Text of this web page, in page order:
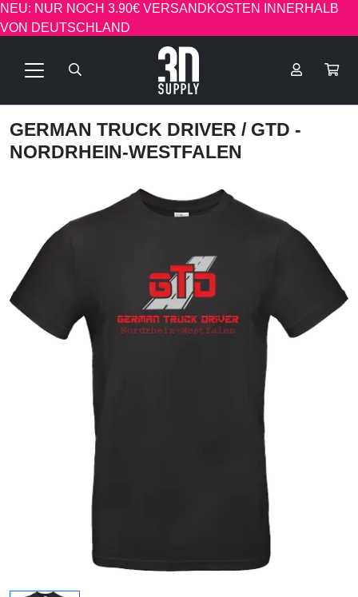
NEU: NUR NOCH 3.90€ VERSANDKOSTEN INNERHALB
VON DEUTSCHLAND
GERMAN TRUCK DRIVER / GTD -
NORDRHEIN-WESTFALEN